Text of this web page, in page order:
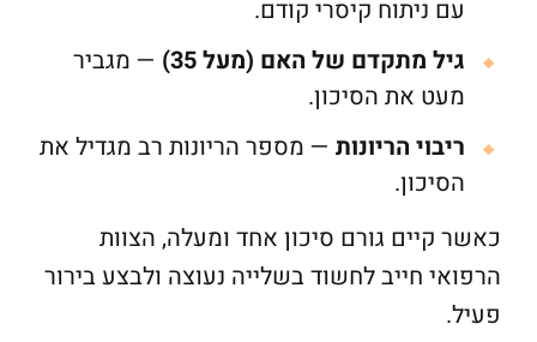
עם ניתוח קיסרי קודם.
גיל מתקדם של האם (מעל 35)
— מגביר
מעט את הסיכון.
ריבוי הריונות— מספר הריונות רב מגדיל את
הסיכון.
כאשר קיים גורם סיכון אחד ומעלה, הצוות
הרפואי חייב לחשוד בשלייה נעוצה ולבצע בירור
פעיל.